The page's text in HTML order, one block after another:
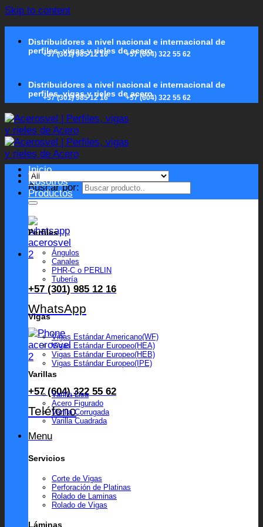
Skip to content
Distribuidores a nivel nacional e internacional de
perfiles, vigas y rieles de acero
+57 (301) 985 12 16 +57 (604) 322 55 62
Distribuidores a nivel nacional e internacional de
perfiles, vigas y rieles de acero
+57 (301) 985 12 16 +57 (604) 322 55 62
Buscar por:
+57 (301) 985 12 16
WhatsApp
+57 (604) 322 55 62
Teléfono
Menu
Inicio
Nosotros
Productos
Perfiles
Ángulos
Canales
PHR-C o PERLIN
Tubería
Vigas
Vigas Estándar Americano(WF)
Vigas Estándar Europeo(HEA)
Vigas Estándar Europeo(HEB)
Vigas Estándar Europeo(IPE)
Varillas
Varilla Lisa
Acero Figurado
Varilla Corrugada
Varilla Cuadrada
Servicios
Corte de Vigas
Perforación de Platinas
Rolado de Laminas
Rolado de Vigas
Láminas